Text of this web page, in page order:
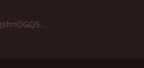
www.instagram.com/doctor_khatsieva?igsh=OGQ5ZDc2ODk2ZA%3D%3D&utm_source=qr